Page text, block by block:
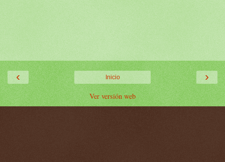
‹ ›
Inicio
Ver versión web